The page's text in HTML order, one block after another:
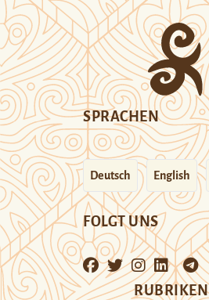
SPRACHEN
Deutsch English
FOLGT UNS
RUBRIKEN